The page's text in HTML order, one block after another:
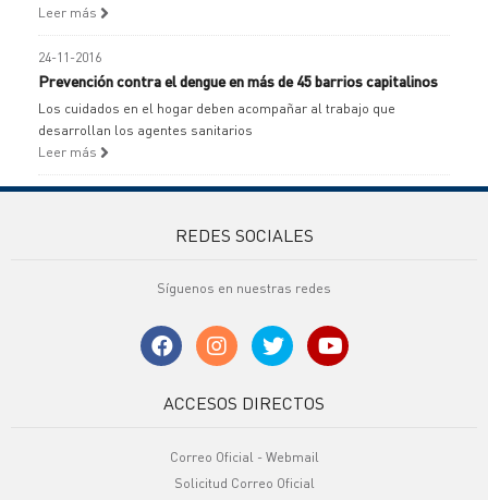
Leer más
24-11-2016
Prevención contra el dengue en más de 45 barrios capitalinos
Los cuidados en el hogar deben acompañar al trabajo que
desarrollan los agentes sanitarios
Leer más
REDES SOCIALES
Síguenos en nuestras redes
ACCESOS DIRECTOS
Correo Oficial - Webmail
Solicitud Correo Oficial